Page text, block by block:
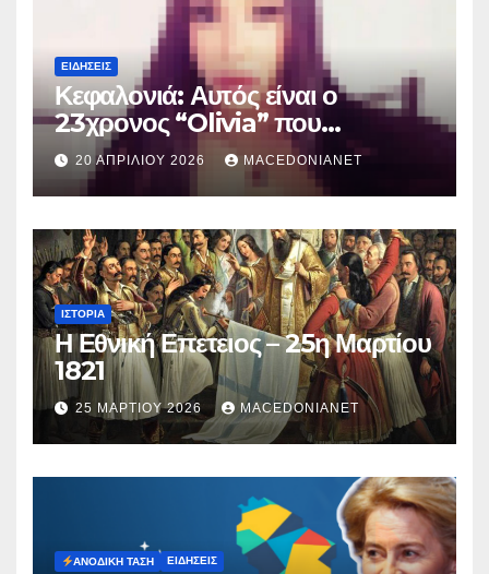
ΕΙΔΉΣΕΙΣ
Κεφαλονιά: Αυτός είναι ο
23χρονος “Olivia” που
κατηγορείται για τον θάνατο της
Μυρτούς
20 ΑΠΡΙΛΊΟΥ 2026 MACEDONIANET
ΙΣΤΟΡΊΑ
Η Εθνική Επετειος – 25η Μαρτίου
1821
25 ΜΑΡΤΊΟΥ 2026 MACEDONIANET
ΑΝΟΔΙΚΉ ΤΆΣΗ ΕΙΔΉΣΕΙΣ